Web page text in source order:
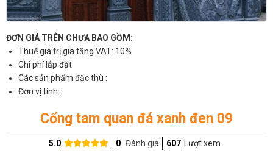
ĐƠN GIÁ TRÊN CHƯA BAO GỒM:
Thuế giá trị gia tăng VAT: 10%
Chi phí lắp đặt:
Các sản phẩm đặc thù :
Đơn vị tính :
Cổng tam quan đá xanh đen 09
5.0 0 Đánh giá 607 Lượt xem